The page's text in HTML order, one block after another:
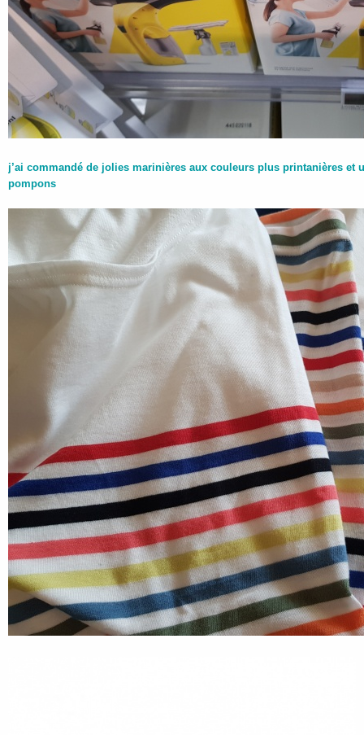
j’ai commandé de jolies marinières aux couleurs plus printanières et
pompons